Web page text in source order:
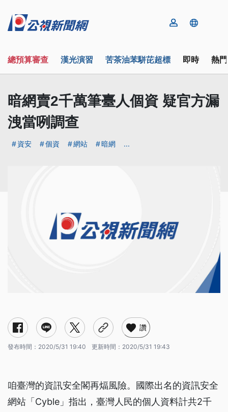
總預算審查 漢光演習 苦茶油苯駢芘超標 即時 熱
暗網賣2千萬筆臺人個資 疑官方漏
洩當咧調查
資安 個資 網站 暗網 ...
讚
發布時間： 2020/5/31 19:40 更新時間： 2020/5/31 19:43
咱臺灣的資訊安全閣再煏風險。國際出名的資訊安全
網站「Cyble」指出，臺灣人民的個人資料計共2千